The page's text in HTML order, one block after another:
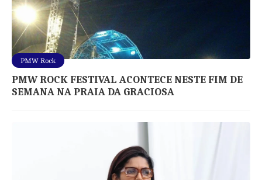
PMW Rock
PMW ROCK FESTIVAL ACONTECE NESTE FIM DE
SEMANA NA PRAIA DA GRACIOSA